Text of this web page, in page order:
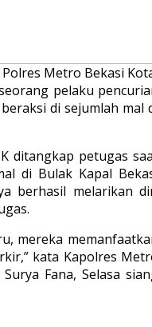
Metro Bekasi
pelaku
di sejumlah mal
ditangkap petugas
di Bulak Kapal
berhasil melarikan
mereka
kata Kapolres
Fana, Selasa